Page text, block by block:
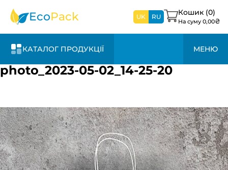
часом
EcoPack UK RU Кошик (0)
На суму 0,00₴
КАТАЛОГ ПРОДУКЦІЇ МЕНЮ
photo_2023-05-02_14-25-20